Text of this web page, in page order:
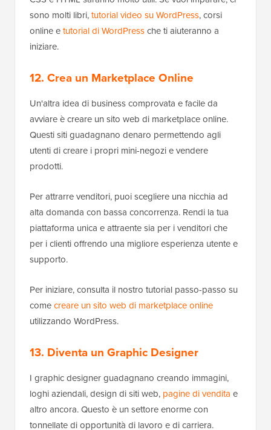
sono molti libri,tutorial video su WordPress, corsi
online etutorial di WordPressche ti aiuteranno a
iniziare.
12. Crea un Marketplace Online
Un'altra idea di business comprovata e facile da
avviare è creare un sito web di marketplace online.
Questi siti guadagnano denaro permettendo agli
utenti di creare i propri mini-negozi e vendere
prodotti.
Per attrarre venditori, puoi scegliere una nicchia ad
alta domanda con bassa concorrenza. Rendi la tua
piattaforma unica e attraente sia per i venditori che
per i clienti offrendo una migliore esperienza utente e
supporto.
Per iniziare, consulta il nostro tutorial passo-passo su
comecreare un sito web di marketplace online
utilizzando WordPress.
13. Diventa un Graphic Designer
I graphic designer guadagnano creando immagini,
loghi aziendali, design di siti web, pagine di vendita e
altro ancora. Questo è un settore enorme con
tonnellate di opportunità di lavoro e di carriera.